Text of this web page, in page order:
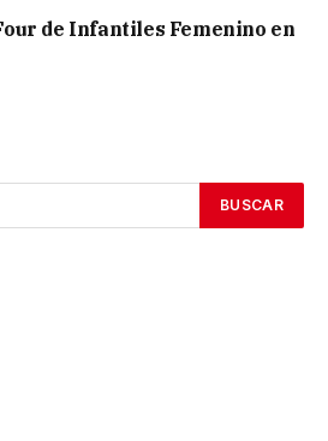
de Infantiles Femenino en